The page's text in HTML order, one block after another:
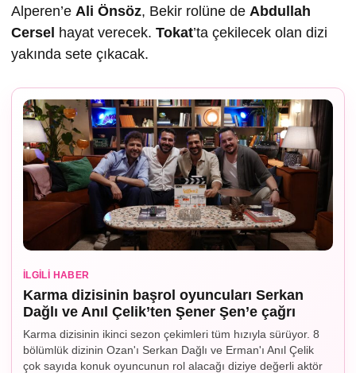
Alperen’e Ali Önsöz, Bekir rolüne de Abdullah
Cersel hayat verecek. Tokat’ta çekilecek olan dizi
yakında sete çıkacak.
İLGILI HABER
Karma dizisinin başrol oyuncuları Serkan
Dağlı ve Anıl Çelik’ten Şener Şen’e çağrı
Karma dizisinin ikinci sezon çekimleri tüm hızıyla sürüyor. 8
bölümlük dizinin Ozan'ı Serkan Dağlı ve Erman'ı Anıl Çelik
çok sayıda konuk oyuncunun rol alacağı diziye değerli aktör